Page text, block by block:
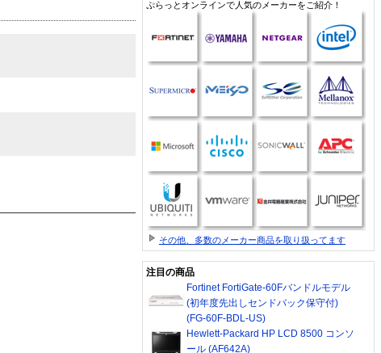
ぷらっとオンラインで人気のメーカーをご紹介！
その他、多数のメーカー商品を取り扱ってます
注目の商品
Fortinet FortiGate-60Fバンドルモデル
(初年度先出しセンドバック保守付)
(FG-60F-BDL-US)
Hewlett-Packard HP LCD 8500 コンソ
ール (AF642A)